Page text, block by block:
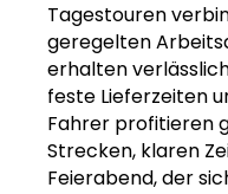
Tagestouren
geregelten
erhalten
feste Lieferzeiten
Fahrer profitieren
Strecken, klaren
Feierabend, der